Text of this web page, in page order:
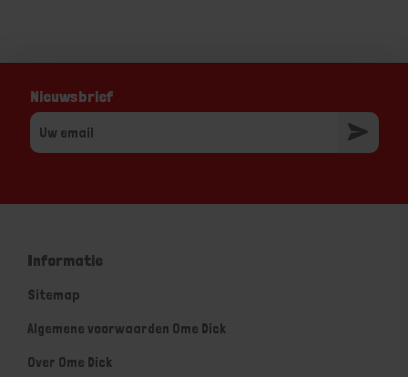
Nieuwsbrief
Informatie
Sitemap
Algemene voorwaarden Ome Dick
Over Ome Dick